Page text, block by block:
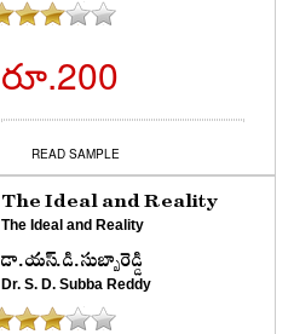
రూ.200
READ SAMPLE
The Ideal and Reality
The Ideal and Reality
డా.యస్.డి.సుబ్బారెడ్డి
Dr. S. D. Subba Reddy